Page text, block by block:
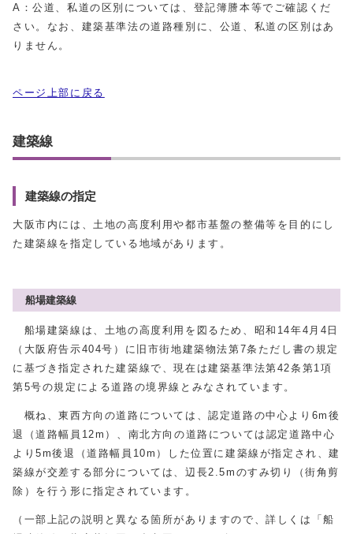
A：公道、私道の区別については、登記簿謄本等でご確認くだ
さい。なお、建築基準法の道路種別に、公道、私道の区別はあ
りません。
ページ上部に戻る
建築線
建築線の指定
大阪市内には、土地の高度利用や都市基盤の整備等を目的にし
た建築線を指定している地域があります。
船場建築線
船場建築線は、土地の高度利用を図るため、昭和14年4月4日
（大阪府告示404号）に旧市街地建築物法第7条ただし書の規定
に基づき指定された建築線で、現在は建築基準法第42条第1項
第5号の規定による道路の境界線とみなされています。
概ね、東西方向の道路については、認定道路の中心より6m後
退（道路幅員12m）、南北方向の道路については認定道路中心
より5m後退（道路幅員10m）した位置に建築線が指定され、建
築線が交差する部分については、辺長2.5mのすみ切り（街角剪
除）を行う形に指定されています。
（一部上記の説明と異なる箇所がありますので、詳しくは「船